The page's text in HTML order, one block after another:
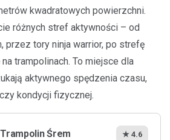
kwadratowych powierzchni.
różnych stref aktywności – od
przez tory ninja warrior, po strefę
trampolinach. To miejsce dla
aktywnego spędzenia czasu,
kondycji fizycznej.
Śrem ★ 4.6